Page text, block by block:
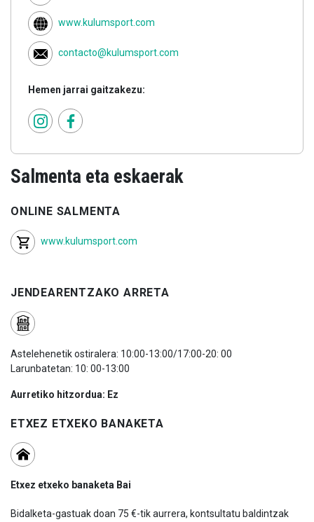
www.kulumsport.com
contacto@kulumsport.com
Hemen jarrai gaitzakezu:
Salmenta eta eskaerak
ONLINE SALMENTA
www.kulumsport.com
JENDEARENTZAKO ARRETA
Astelehenetik ostiralera: 10:00-13:00/17:00-20: 00
Larunbatetan: 10: 00-13:00
Aurretiko hitzordua: Ez
ETXEZ ETXEKO BANAKETA
Etxez etxeko banaketa Bai
Bidalketa-gastuak doan 75 €-tik aurrera, kontsultatu baldintzak